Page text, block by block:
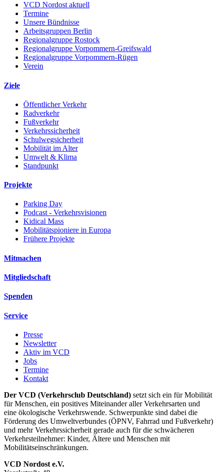
VCD Nordost aktuell
Termine
Unsere Bündnisse
Arbeitsgruppen Berlin
Regionalgruppe Rostock
Regionalgruppe Vorpommern-Greifswald
Regionalgruppe Vorpommern-Rügen
Verein
Ziele
Öffentlicher Verkehr
Radverkehr
Fußverkehr
Verkehrssicherheit
Schulwegsicherheit
Mobilität im Alter
Umwelt & Klima
Standpunkt
Projekte
Parking Day
Podcast - Verkehrsvisionen
Kidical Mass
Mobilitätspioniere in Europa
Frühere Projekte
Mitmachen
Mitgliedschaft
Spenden
Service
Presse
Newsletter
Aktiv im VCD
Jobs
Termine
Kontakt
Der VCD (Verkehrsclub Deutschland) setzt sich ein für Mobilität
für Menschen, ein positives Miteinander aller Verkehrsarten und
eine ökologische Verkehrswende. Schwerpunkte sind dabei die
Förderung des Umweltverbundes (ÖPNV, Fahrrad und Fußverkehr)
und mehr Verkehrssicherheit gerade auch für die schwächeren
Verkehrsteilnehmer: Kinder, Ältere und Menschen mit
Mobilitätseinschränkungen.
VCD Nordost e.V.